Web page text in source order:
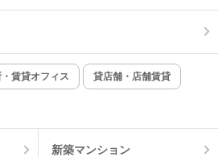
インターネット無料
賃貸オフィス 貸店舗・店舗賃貸
新築マンション